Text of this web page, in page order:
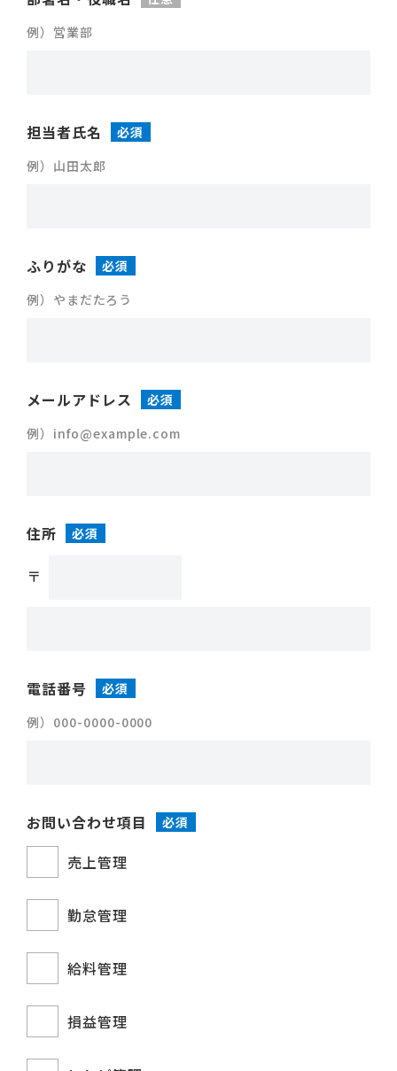
例）営業部
担当者氏名
必須
例）山田太郎
ふりがな
必須
例）やまだたろう
メールアドレス
必須
例）info@example.com
住所 必須
〒
電話番号
必須
例）000-0000-0000
お問い合わせ項目 必須
売上管理
勤怠管理
給料管理
損益管理